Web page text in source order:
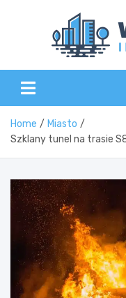
Home
Miasto
Szklany tunel na trasie